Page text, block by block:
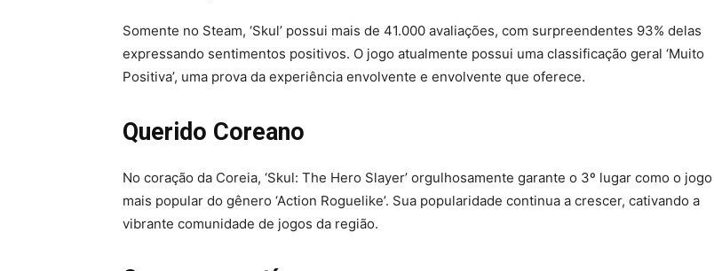
Somente no Steam, ‘Skul’ possui mais de 41.000 avaliações, com surpreendentes 93% delas
expressando sentimentos positivos. O jogo atualmente possui uma classificação geral ‘Muito
Positiva’, uma prova da experiência envolvente e envolvente que oferece.
Querido Coreano
No coração da Coreia, ‘Skul: The Hero Slayer’ orgulhosamente garante o 3º lugar como o jogo
mais popular do gênero ‘Action Roguelike’. Sua popularidade continua a crescer, cativando a
vibrante comunidade de jogos da região.